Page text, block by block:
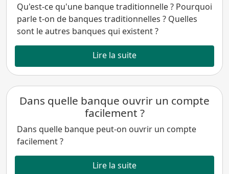
Qu'est-ce qu'une banque traditionnelle ? Pourquoi
parle t-on de banques traditionnelles ? Quelles
sont le autres banques qui existent ?
Lire la suite
Dans quelle banque ouvrir un compte
facilement ?
Dans quelle banque peut-on ouvrir un compte
facilement ?
Lire la suite